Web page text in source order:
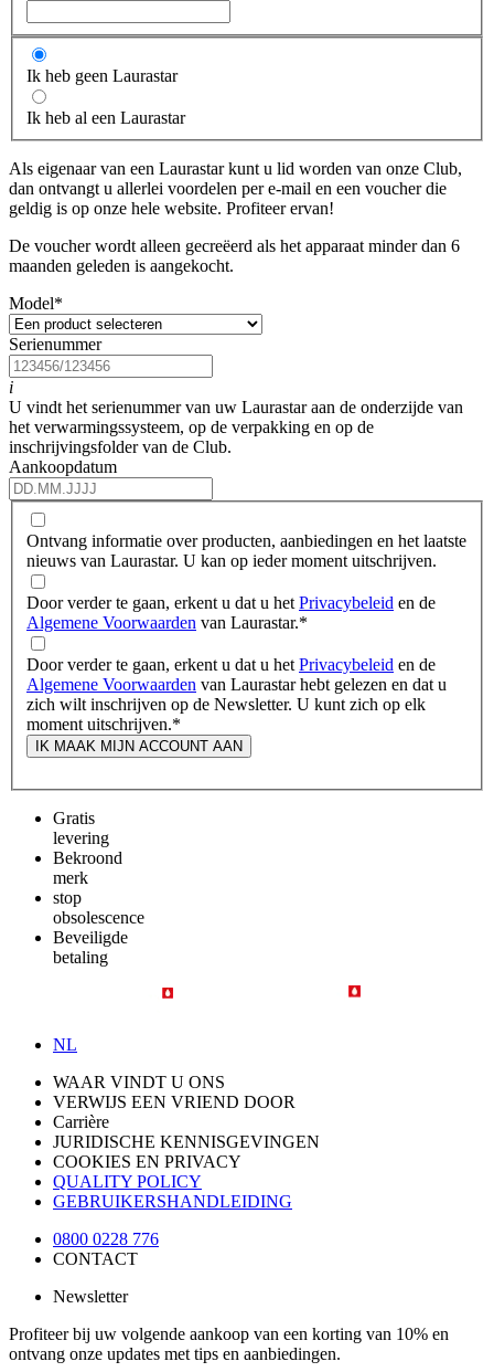
Ik heb geen Laurastar
Ik heb al een Laurastar
Als eigenaar van een Laurastar kunt u lid worden van onze Club,
dan ontvangt u allerlei voordelen per e-mail en een voucher die
geldig is op onze hele website. Profiteer ervan!
De voucher wordt alleen gecreëerd als het apparaat minder dan 6
maanden geleden is aangekocht.
Model*
Serienummer
i
U vindt het serienummer van uw Laurastar aan de onderzijde van
het verwarmingssysteem, op de verpakking en op de
inschrijvingsfolder van de Club.
Aankoopdatum
Ontvang informatie over producten, aanbiedingen en het laatste
nieuws van Laurastar. U kan op ieder moment uitschrijven.
Door verder te gaan, erkent u dat u het Privacybeleid en de
Algemene Voorwaarden van Laurastar.*
Door verder te gaan, erkent u dat u het Privacybeleid en de
Algemene Voorwaarden van Laurastar hebt gelezen en dat u
zich wilt inschrijven op de Newsletter. U kunt zich op elk
moment uitschrijven.*
IK MAAK MIJN ACCOUNT AAN
Gratis
levering
Bekroond
merk
stop
obsolescence
Beveiligde
betaling
NL
WAAR VINDT U ONS
VERWIJS EEN VRIEND DOOR
Carrière
JURIDISCHE KENNISGEVINGEN
COOKIES EN PRIVACY
QUALITY POLICY
GEBRUIKERSHANDLEIDING
0800 0228 776
CONTACT
Newsletter
Profiteer bij uw volgende aankoop van een korting van 10% en
ontvang onze updates met tips en aanbiedingen.